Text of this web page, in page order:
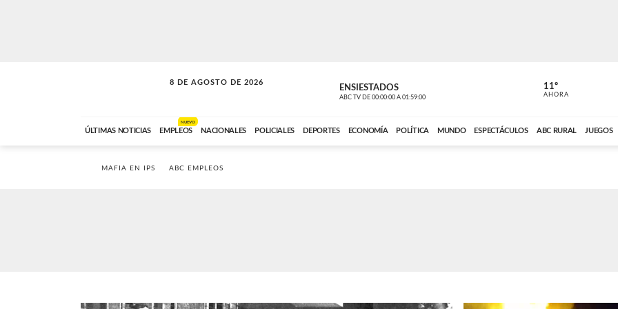
8 DE AGOSTO DE 2026
SOLO MÚSICA ENSIESTADOS
ABC TV DE 00:00:00 A 01:59:00 ABC CARDINAL
11º
AHORA
ÚLTIMAS NOTICIAS EMPLEOS
NUEVO
NACIONALES POLICIALES DEPORTES ECONOMÍA POLÍTICA MUNDO ESPECTÁCULOS ABC RURAL JUEGOS
MAFIA EN IPS ABC EMPLEOS